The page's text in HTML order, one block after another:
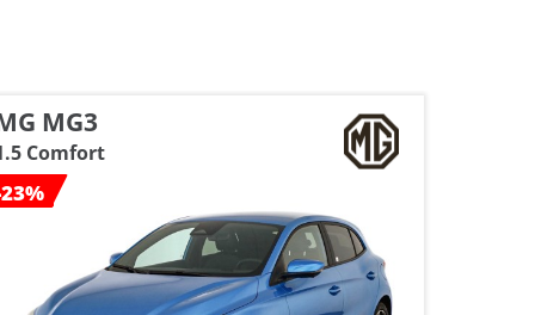
MG3
Comfort